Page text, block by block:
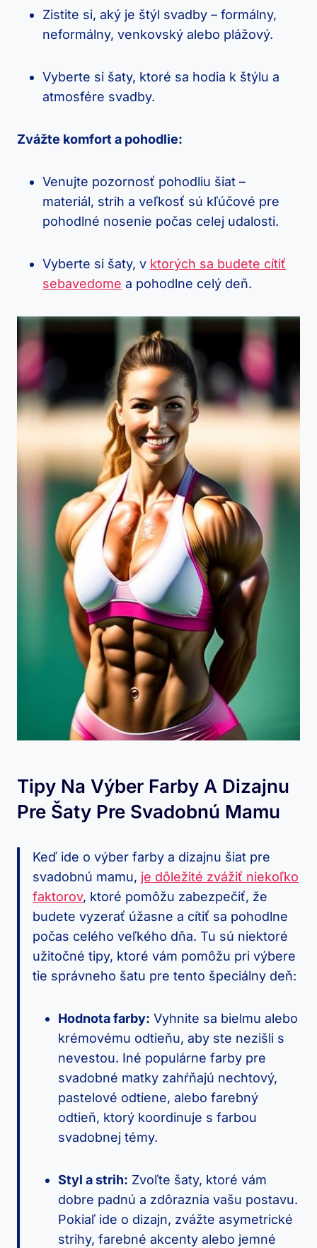
Zistite si, aký je štýl svadby – formálny,
neformálny, venkovský alebo plážový.
Vyberte si šaty, ktoré sa hodia k štýlu a
atmosfére svadby.
Zvážte komfort a pohodlie:
Venujte pozornosť pohodliu šiat –
materiál, strih a veľkosť sú kľúčové pre
pohodlné nosenie počas celej udalosti.
Vyberte si šaty, v ktorých sa budete cítiť
sebavedome a pohodlne celý deň.
Tipy Na Výber Farby A Dizajnu
Pre Šaty Pre Svadobnú Mamu
Keď ide o výber farby a dizajnu šiat pre
svadobnú mamu, je dôležité zvážiť niekoľko
faktorov, ktoré pomôžu zabezpečiť, že
budete vyzerať úžasne a cítiť sa pohodlne
počas celého veľkého dňa. Tu sú niektoré
užitočné tipy, ktoré vám pomôžu pri výbere
tie správneho šatu pre tento špeciálny deň:
Hodnota farby: Vyhnite sa bielmu alebo
krémovému odtieňu, aby ste nezišli s
nevestou. Iné populárne farby pre
svadobné matky zahŕňajú nechtový,
pastelové odtiene, alebo farebný
odtieň, ktorý koordinuje s farbou
svadobnej témy.
Styl a strih: Zvoľte šaty, ktoré vám
dobre padnú a zdôraznia vašu postavu.
Pokiaľ ide o dizajn, zvážte asymetrické
strihy, farebné akcenty alebo jemné